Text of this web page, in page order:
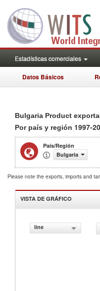
Estadísticas comerciales
Datos Básicos
Bulgaria Product
Por país y región 1997-
País/Región
Bulgaria
Please note the exports, imports and
VISTA DE GRÁFICO
line